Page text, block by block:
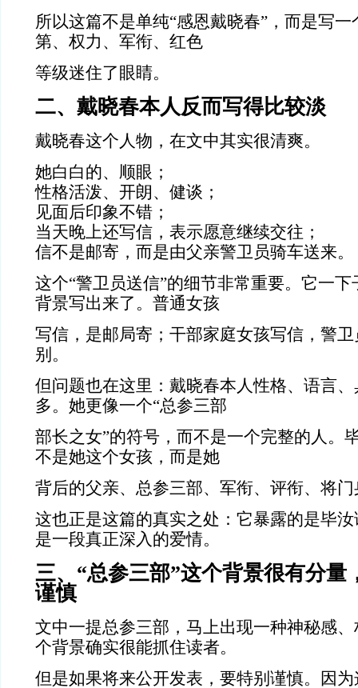
所以这篇不是单纯“感恩戴晓春”，而是写
第、权力、军衔、红色
等级迷住了眼睛。
二、戴晓春本人反而写得比较淡
戴晓春这个人物，在文中其实很清爽。
她白白的、顺眼；
性格活泼、开朗、健谈；
见面后印象不错；
当天晚上还写信，表示愿意继续交往；
信不是邮寄，而是由父亲警卫员骑车送来。
这个“警卫员送信”的细节非常重要。它一
背景写出来了。普通女孩
写信，是邮局寄；干部家庭女孩写信，警
别。
但问题也在这里：戴晓春本人性格、语言
多。她更像一个“总参三部
部长之女”的符号，而不是一个完整的人。
不是她这个女孩，而是她
背后的父亲、总参三部、军衔、评衔、将门
这也正是这篇的真实之处：它暴露的是毕
是一段真正深入的爱情。
三、“总参三部”这个背景很有分量
谨慎
文中一提总参三部，马上出现一种神秘感
个背景确实很能抓住读者。
但是如果将来公开发表，要特别谨慎。因